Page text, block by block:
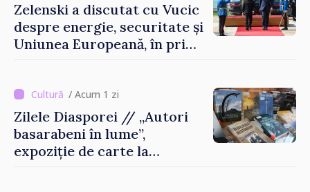
Zelenski a discutat cu Vucic
despre energie, securitate și
Uniunea Europeană, în prima
/ Acum 1 zi
Zilele Diasporei // „Autori
basarabeni în lume”,
expoziție de carte la